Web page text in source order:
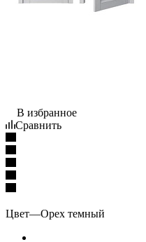
В избранное
Сравнить
Цвет—Орех темный